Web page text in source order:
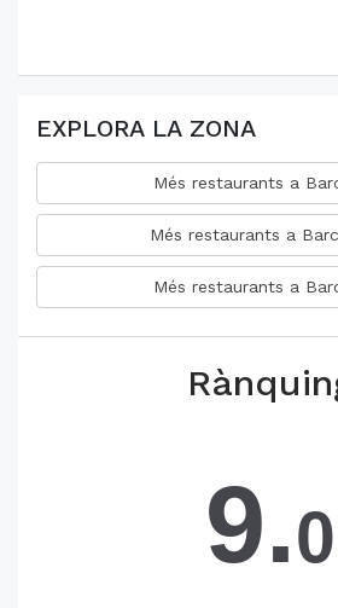
EXPLORA LA ZONA
Més restaurants a
Més restaurants a
Més restaurants a
9.0